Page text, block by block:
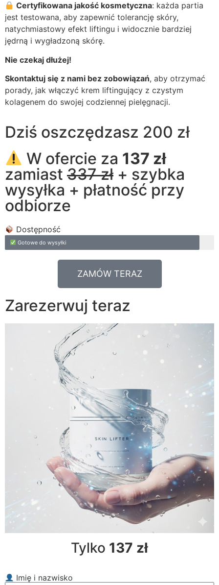
Certyfikowana jakość kosmetyczna: każda partia
jest testowana, aby zapewnić tolerancję skóry,
natychmiastowy efekt liftingu i widocznie bardziej
jędrną i wygładzoną skórę.
Nie czekaj dłużej!
Skontaktuj się z nami bez zobowiązań, aby otrzymać
porady, jak włączyć krem liftingujący z czystym
kolagenem do swojej codziennej pielęgnacji.
Dziś oszczędzasz 200 zł
W ofercie za 137 zł
zamiast 337 zł + szybka
wysyłka + płatność przy
odbiorze
Dostępność
Gotowe do wysyłki
ZAMÓW TERAZ
Zarezerwuj teraz
Tylko 137 zł
Imię i nazwisko